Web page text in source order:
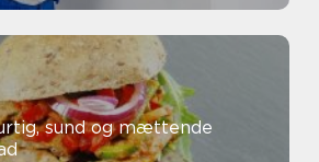
sund og mættende